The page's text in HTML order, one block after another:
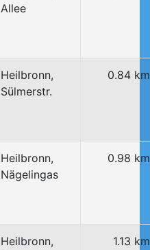
Allee
Heilbronn,
Sülmerstr.
0.84 km
Heilbronn,
Nägelingas
0.98 km
Heilbronn,
1.13 km